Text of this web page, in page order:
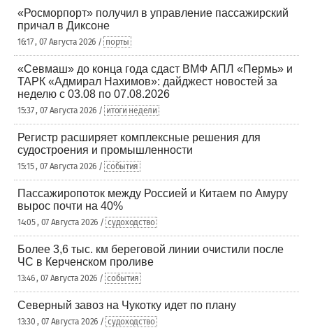
«Росморпорт» получил в управление пассажирский
причал в Диксоне
16:17 , 07 Августа 2026 / порты
«Севмаш» до конца года сдаст ВМФ АПЛ «Пермь» и
ТАРК «Адмирал Нахимов»: дайджест новостей за
неделю с 03.08 по 07.08.2026
15:37 , 07 Августа 2026 / итоги недели
Регистр расширяет комплексные решения для
судостроения и промышленности
15:15 , 07 Августа 2026 / события
Пассажиропоток между Россией и Китаем по Амуру
вырос почти на 40%
14:05 , 07 Августа 2026 / судоходство
Более 3,6 тыс. км береговой линии очистили после
ЧС в Керченском проливе
13:46 , 07 Августа 2026 / события
Северный завоз на Чукотку идет по плану
13:30 , 07 Августа 2026 / судоходство